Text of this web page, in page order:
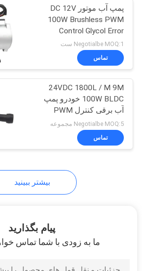
پمپ آب موتور DC 12V
100W Brushless PWM
Control Glycol Error
Diagnostics Colant Pump
Negotialbe MOQ:1 ست
تماس
24VDC 1800L / M 9M
100W BLDC خودرو پمپ
آب برقی کنترل PWM
Negotialbe MOQ:5 مجموعه
تماس
بیشتر ببینید
پیام بگذارید
ما به زودی با شما تماس